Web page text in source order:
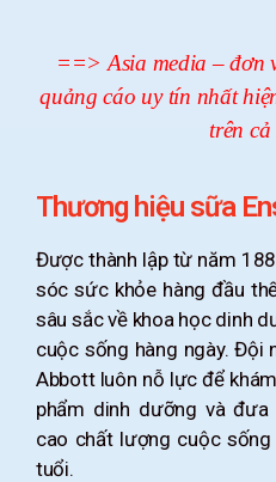
==> Asia media – đơn
quảng cáo uy tín nhất
trên
Thương hiệu sữa
Được thành lập từ năm
sóc sức khỏe hàng đầu
sâu sắc về khoa học dinh
cuộc sống hàng ngày. Đội
Abbott luôn nỗ lực để
phẩm dinh dưỡng và
cao chất lượng cuộc
tuổi.